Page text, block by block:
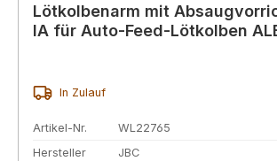
Lötkolbenarm mit
IA für Auto-Feed-Lötkolben
In Zulauf
Artikel-Nr.
WL22765
Hersteller
JBC